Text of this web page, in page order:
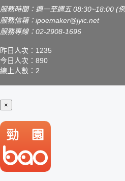
服務時間：週一至週五 08:30~18:00 (
服務信箱： ipoemaker@jyic.net
服務專線：02-2908-1696
昨日人次：1235
今日人次：890
線上人數：2
×